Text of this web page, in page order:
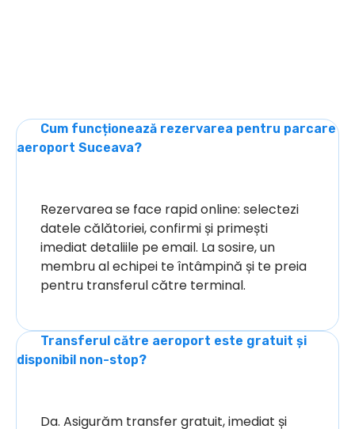
Cum funcționează rezervarea pentru parcare
aeroport Suceava?
Rezervarea se face rapid online: selectezi
datele călătoriei, confirmi și primești
imediat detaliile pe email. La sosire, un
membru al echipei te întâmpină și te preia
pentru transferul către terminal.
Transferul către aeroport este gratuit și
disponibil non-stop?
Da. Asigurăm transfer gratuit, imediat și